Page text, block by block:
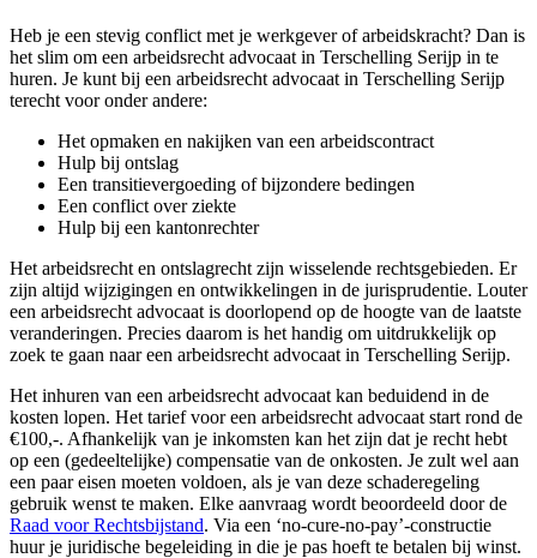
Heb je een stevig conflict met je werkgever of arbeidskracht? Dan is
het slim om een arbeidsrecht advocaat in Terschelling Serijp in te
huren. Je kunt bij een arbeidsrecht advocaat in Terschelling Serijp
terecht voor onder andere:
Het opmaken en nakijken van een arbeidscontract
Hulp bij ontslag
Een transitievergoeding of bijzondere bedingen
Een conflict over ziekte
Hulp bij een kantonrechter
Het arbeidsrecht en ontslagrecht zijn wisselende rechtsgebieden. Er
zijn altijd wijzigingen en ontwikkelingen in de jurisprudentie. Louter
een arbeidsrecht advocaat is doorlopend op de hoogte van de laatste
veranderingen. Precies daarom is het handig om uitdrukkelijk op
zoek te gaan naar een arbeidsrecht advocaat in Terschelling Serijp.
Het inhuren van een arbeidsrecht advocaat kan beduidend in de
kosten lopen. Het tarief voor een arbeidsrecht advocaat start rond de
€100,-. Afhankelijk van je inkomsten kan het zijn dat je recht hebt
op een (gedeeltelijke) compensatie van de onkosten. Je zult wel aan
een paar eisen moeten voldoen, als je van deze schaderegeling
gebruik wenst te maken. Elke aanvraag wordt beoordeeld door de
Raad voor Rechtsbijstand. Via een ‘no-cure-no-pay’-constructie
huur je juridische begeleiding in die je pas hoeft te betalen bij winst.